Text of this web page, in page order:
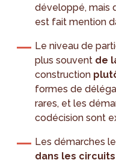
développé, mais
est fait mention
Le niveau de
plus souvent de
construction
formes de
rares, et les
codécision sont
Les démarches
dans les